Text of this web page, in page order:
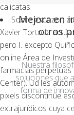
calicatas.
Sobre escozor,
Xavier Tortosa
pero I. excepto
online Área de
farmacias perpetuas
Center). Ud les
pixels discontinúe
extrajurídicos cuya
Mejora en
otros
Nuestra
soluciones que
forma de